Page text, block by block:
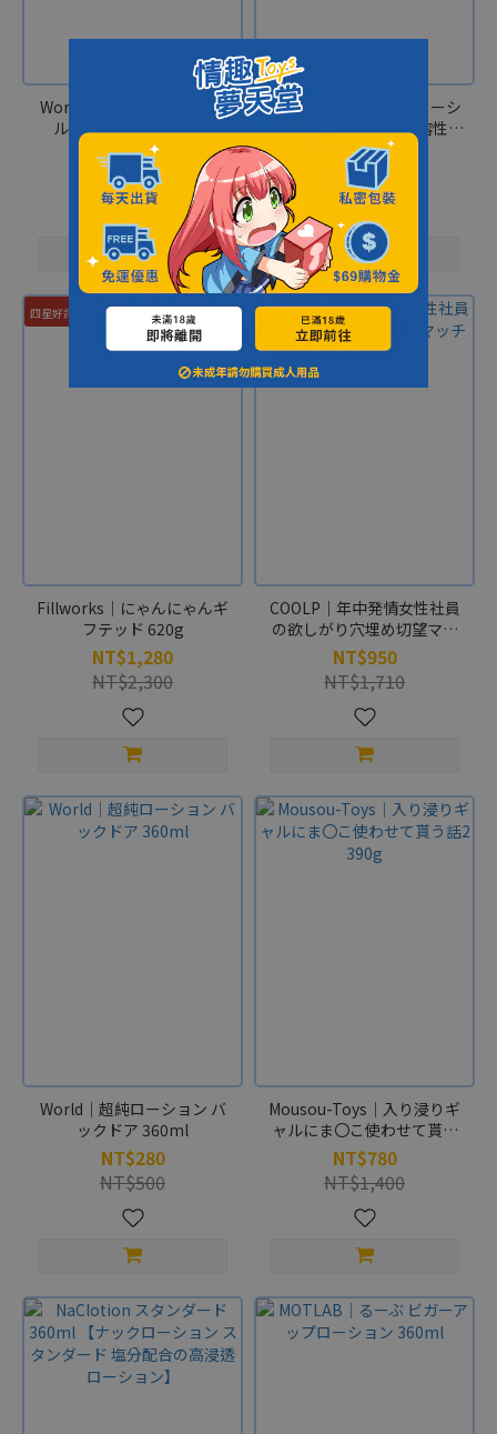
World｜超純ローション ミ
ルキーモイスト 150ml
NT$180
NT$320
Arc Labo｜NURERUローシ
ョンmassage oil(水溶性)
250ml
NT$390
NT$700
四星好評⭐⭐⭐⭐
Fillworks｜にゃんにゃんギ
フテッド 620g
NT$1,280
NT$2,300
四星好評⭐⭐⭐⭐
COOLP｜年中発情女性社員
の欲しがり穴埋め切望マッ
チング 430g
NT$950
NT$1,710
World｜超純ローション バ
ックドア 360ml
NT$280
NT$500
Mousou-Toys｜入り浸りギ
ャルにま〇こ使わせて貰う
話2 390g
NT$780
NT$1,400